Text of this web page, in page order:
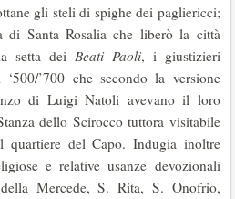
gli steli di spighe dei pagliericci;
di Santa Rosalia che liberò la città
setta dei Beati Paoli, i giustizieri
’700 che secondo la versione
di Luigi Natoli avevano il loro
dello Scirocco tuttora visitabile
del Capo. Indugia inoltre
e relative usanze devozionali
Mercede, S. Rita, S. Onofrio,